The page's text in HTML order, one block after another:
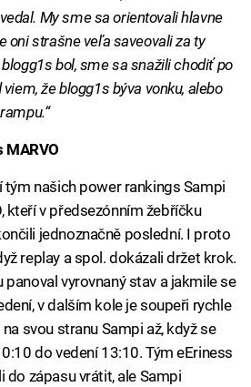
My sme sa orientovali hlavne
oni strašne veľa saveovali za ty
bol, sme sa snažili chodiť po
že blogg1s býva vonku, alebo
MARVO
tým našich power rankings Sampi
kteří v předsezónním žebříčku
jednoznačně poslední. I proto
replay a spol. dokázali držet krok.
panoval vyrovnaný stav a jakmile se
v dalším kole je soupeři rychle
svou stranu Sampi až, když se
do vedení 13:10. Tým eEriness
zápasu vrátit, ale Sampi